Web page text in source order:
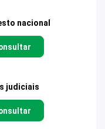
nacional
judiciais